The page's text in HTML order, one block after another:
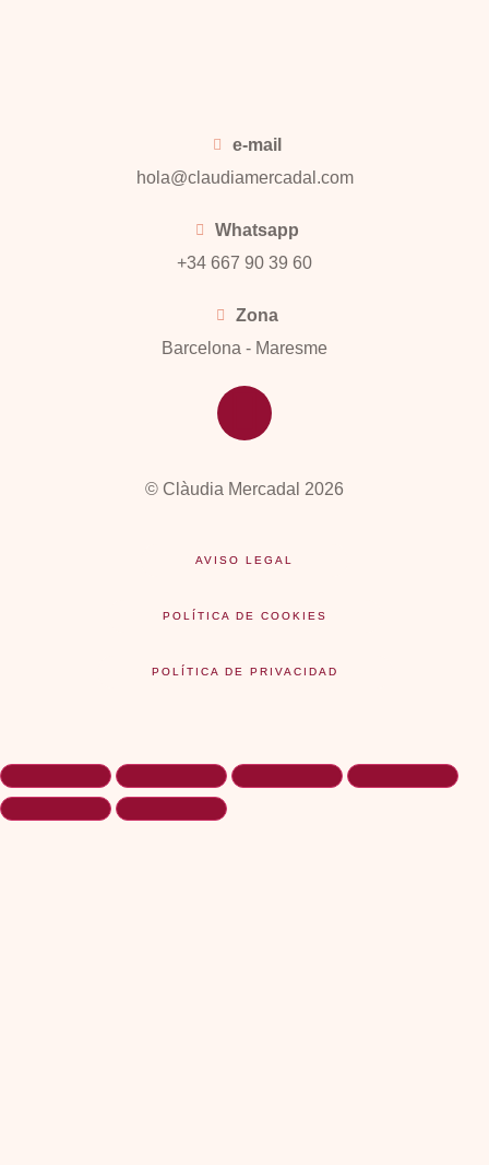
e-mail
hola@claudiamercadal.com
Whatsapp
+34 667 90 39 60
Zona
Barcelona - Maresme
© Clàudia Mercadal 2026
AVISO LEGAL
POLÍTICA DE COOKIES
POLÍTICA DE PRIVACIDAD